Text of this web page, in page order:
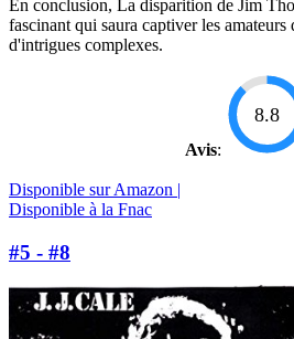
En conclusion, La disparition de Jim
fascinant qui saura captiver les amateurs
d'intrigues complexes.
Avis:
8.8
Disponible sur Amazon |
Disponible à la Fnac
#5 - #8